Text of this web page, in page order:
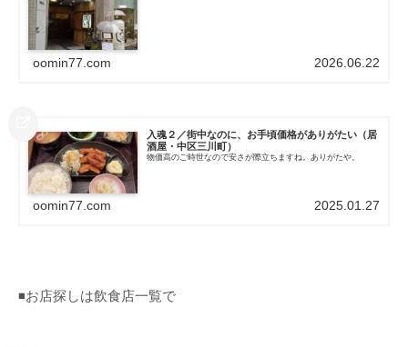
oomin77.com 2026.06.22
入魂２／街中なのに、お手頃価格がありがたい（居
酒屋・中区三川町）
物価高のご時世なので安さが際立ちますね。ありがたや。
oomin77.com 2025.01.27
◾️お店探しは飲食店一覧で